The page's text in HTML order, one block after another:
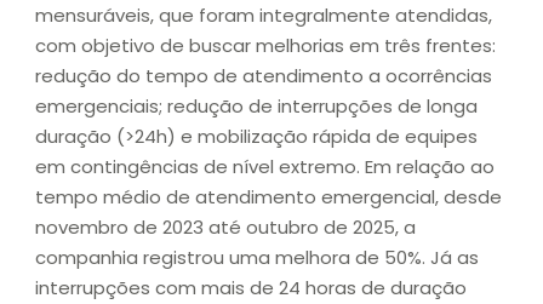
mensuráveis, que foram integralmente atendidas,
com objetivo de buscar melhorias em três frentes:
redução do tempo de atendimento a ocorrências
emergenciais; redução de interrupções de longa
duração (>24h) e mobilização rápida de equipes
em contingências de nível extremo. Em relação ao
tempo médio de atendimento emergencial, desde
novembro de 2023 até outubro de 2025, a
companhia registrou uma melhora de 50%. Já as
interrupções com mais de 24 horas de duração